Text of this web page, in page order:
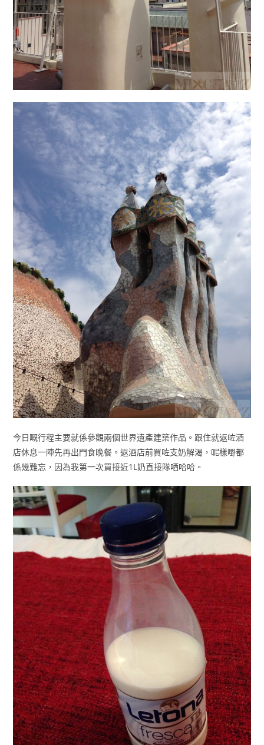
今日嘅行程主要就係參觀兩個世界遺產建築作品。跟住就返咗酒
店休息一陣先再出門食晚餐。返酒店前買咗支奶解渴，呢樣嘢都
係幾難忘，因為我第一次買接近1L奶直接隊哂哈哈。